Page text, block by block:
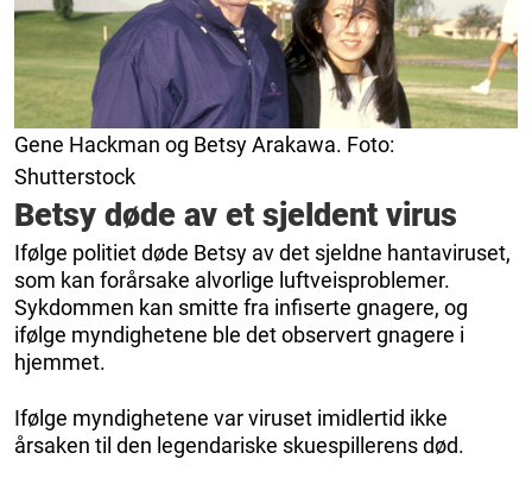
Gene Hackman og Betsy Arakawa. Foto:
Shutterstock
Betsy døde av et sjeldent virus
Ifølge politiet døde Betsy av det sjeldne hantaviruset,
som kan forårsake alvorlige luftveisproblemer.
Sykdommen kan smitte fra infiserte gnagere, og
ifølge myndighetene ble det observert gnagere i
hjemmet.
Ifølge myndighetene var viruset imidlertid ikke
årsaken til den legendariske skuespillerens død.